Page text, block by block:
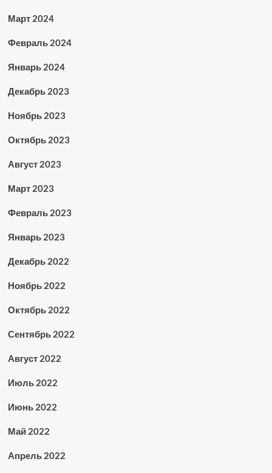
Март 2024
Февраль 2024
Январь 2024
Декабрь 2023
Ноябрь 2023
Октябрь 2023
Август 2023
Март 2023
Февраль 2023
Январь 2023
Декабрь 2022
Ноябрь 2022
Октябрь 2022
Сентябрь 2022
Август 2022
Июль 2022
Июнь 2022
Май 2022
Апрель 2022